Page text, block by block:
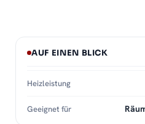
AUF EINEN BLICK
Heizleistung
Geeignet für